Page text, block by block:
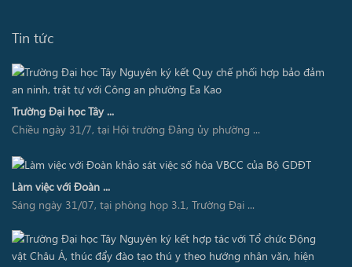
Tin tức
Trường Đại học Tây ...
Chiều ngày 31/7, tại Hội trường Đảng ủy phường ...
Làm việc với Đoàn ...
Sáng ngày 31/07, tại phòng họp 3.1, Trường Đại ...